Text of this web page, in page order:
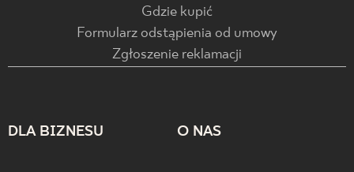
Gdzie kupić
Formularz odstąpienia od umowy
Zgłoszenie reklamacji
DLA BIZNESU O NAS